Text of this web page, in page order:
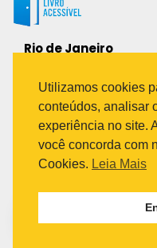
Rio de Janeiro
Bairro Industrial
Rio de Janeiro –
Telefone:
(21) 3278-8069
(21) 3995-7512
Avenida Paulista
Utilizamos cookies
conteúdos, analisar
experiência no site.
você concorda com
Cookies. Leia Mais